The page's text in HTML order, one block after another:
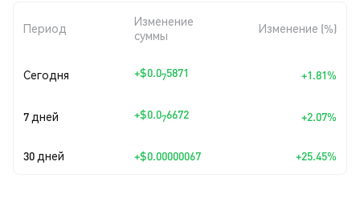
Период
Изменение
суммы
Изменение (%)
Сегодня +$0.075871 +1.81%
7 дней +$0.076672 +2.07%
30 дней +$0.00000067 +25.45%